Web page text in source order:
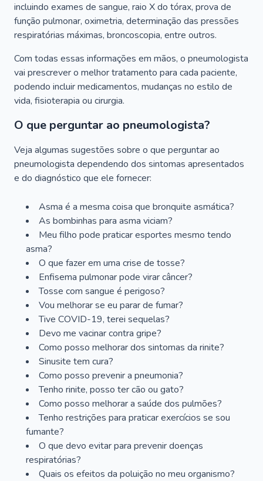
incluindo exames de sangue, raio X do tórax, prova de
função pulmonar, oximetria, determinação das pressões
respiratórias máximas, broncoscopia, entre outros.
Com todas essas informações em mãos, o pneumologista
vai prescrever o melhor tratamento para cada paciente,
podendo incluir medicamentos, mudanças no estilo de
vida, fisioterapia ou cirurgia.
O que perguntar ao pneumologista?
Veja algumas sugestões sobre o que perguntar ao
pneumologista dependendo dos sintomas apresentados
e do diagnóstico que ele fornecer:
Asma é a mesma coisa que bronquite asmática?
As bombinhas para asma viciam?
Meu filho pode praticar esportes mesmo tendo
asma?
O que fazer em uma crise de tosse?
Enfisema pulmonar pode virar câncer?
Tosse com sangue é perigoso?
Vou melhorar se eu parar de fumar?
Tive COVID-19, terei sequelas?
Devo me vacinar contra gripe?
Como posso melhorar dos sintomas da rinite?
Sinusite tem cura?
Como posso prevenir a pneumonia?
Tenho rinite, posso ter cão ou gato?
Como posso melhorar a saúde dos pulmões?
Tenho restrições para praticar exercícios se sou
fumante?
O que devo evitar para prevenir doenças
respiratórias?
Quais os efeitos da poluição no meu organismo?